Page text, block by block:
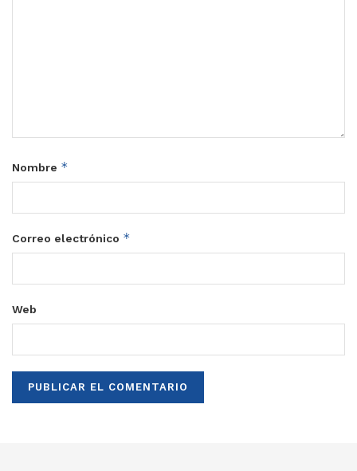
Nombre *
Correo electrónico *
Web